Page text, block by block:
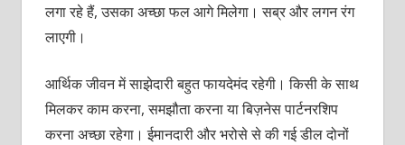
लगा रहे हैं, उसका अच्छा फल आगे मिलेगा। सब्र और लगन रंग
लाएगी।
आर्थिक जीवन में साझेदारी बहुत फायदेमंद रहेगी। किसी के साथ
मिलकर काम करना, समझौता करना या बिज़नेस पार्टनरशिप
करना अच्छा रहेगा। ईमानदारी और भरोसे से की गई डील दोनों